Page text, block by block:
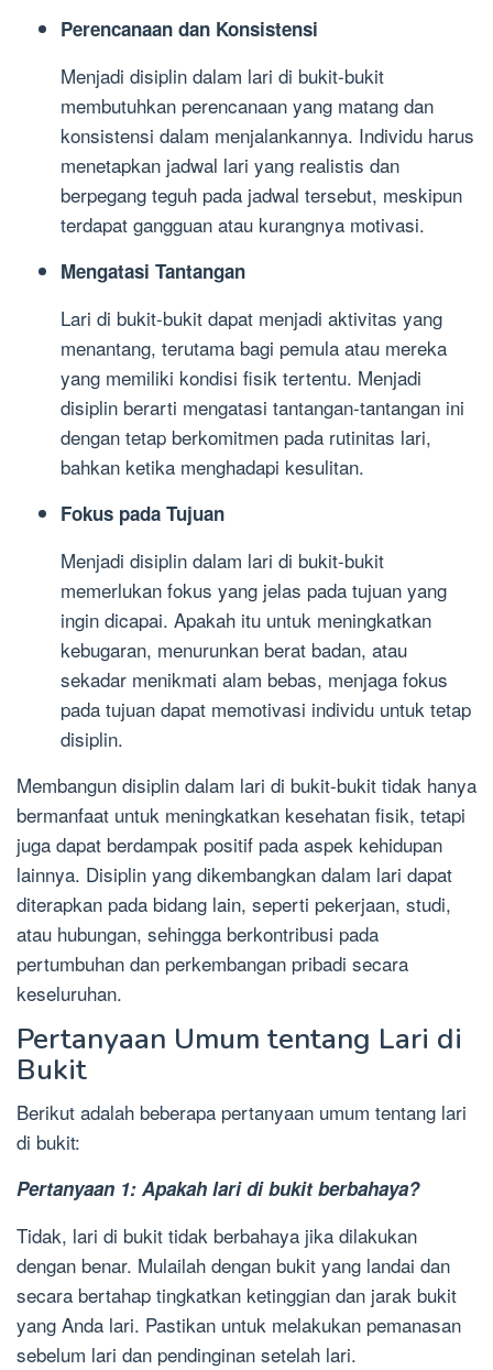
Perencanaan dan Konsistensi
Menjadi disiplin dalam lari di bukit-bukit
membutuhkan perencanaan yang matang dan
konsistensi dalam menjalankannya. Individu harus
menetapkan jadwal lari yang realistis dan
berpegang teguh pada jadwal tersebut, meskipun
terdapat gangguan atau kurangnya motivasi.
Mengatasi Tantangan
Lari di bukit-bukit dapat menjadi aktivitas yang
menantang, terutama bagi pemula atau mereka
yang memiliki kondisi fisik tertentu. Menjadi
disiplin berarti mengatasi tantangan-tantangan ini
dengan tetap berkomitmen pada rutinitas lari,
bahkan ketika menghadapi kesulitan.
Fokus pada Tujuan
Menjadi disiplin dalam lari di bukit-bukit
memerlukan fokus yang jelas pada tujuan yang
ingin dicapai. Apakah itu untuk meningkatkan
kebugaran, menurunkan berat badan, atau
sekadar menikmati alam bebas, menjaga fokus
pada tujuan dapat memotivasi individu untuk tetap
disiplin.
Membangun disiplin dalam lari di bukit-bukit tidak hanya
bermanfaat untuk meningkatkan kesehatan fisik, tetapi
juga dapat berdampak positif pada aspek kehidupan
lainnya. Disiplin yang dikembangkan dalam lari dapat
diterapkan pada bidang lain, seperti pekerjaan, studi,
atau hubungan, sehingga berkontribusi pada
pertumbuhan dan perkembangan pribadi secara
keseluruhan.
Pertanyaan Umum tentang Lari di
Bukit
Berikut adalah beberapa pertanyaan umum tentang lari
di bukit:
Pertanyaan 1: Apakah lari di bukit berbahaya?
Tidak, lari di bukit tidak berbahaya jika dilakukan
dengan benar. Mulailah dengan bukit yang landai dan
secara bertahap tingkatkan ketinggian dan jarak bukit
yang Anda lari. Pastikan untuk melakukan pemanasan
sebelum lari dan pendinginan setelah lari.